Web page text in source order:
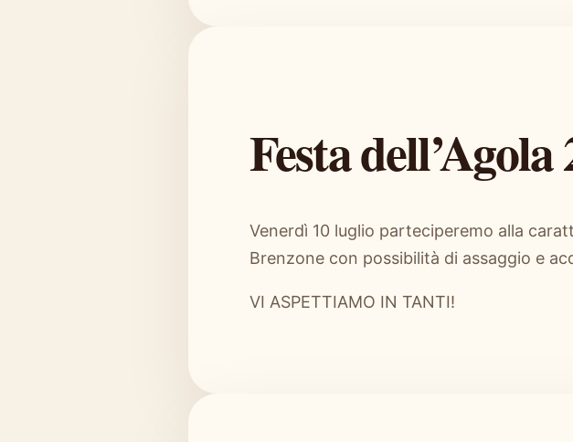
Festa dell’Agola
Venerdì 10 luglio parteciperemo alla
Brenzone con possibilità di assaggio e
VI ASPETTIAMO IN TANTI!